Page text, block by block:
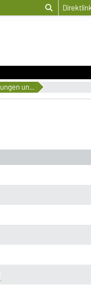
Katalog der Vertiefungsrichtungen und Wahlpflichtmodule